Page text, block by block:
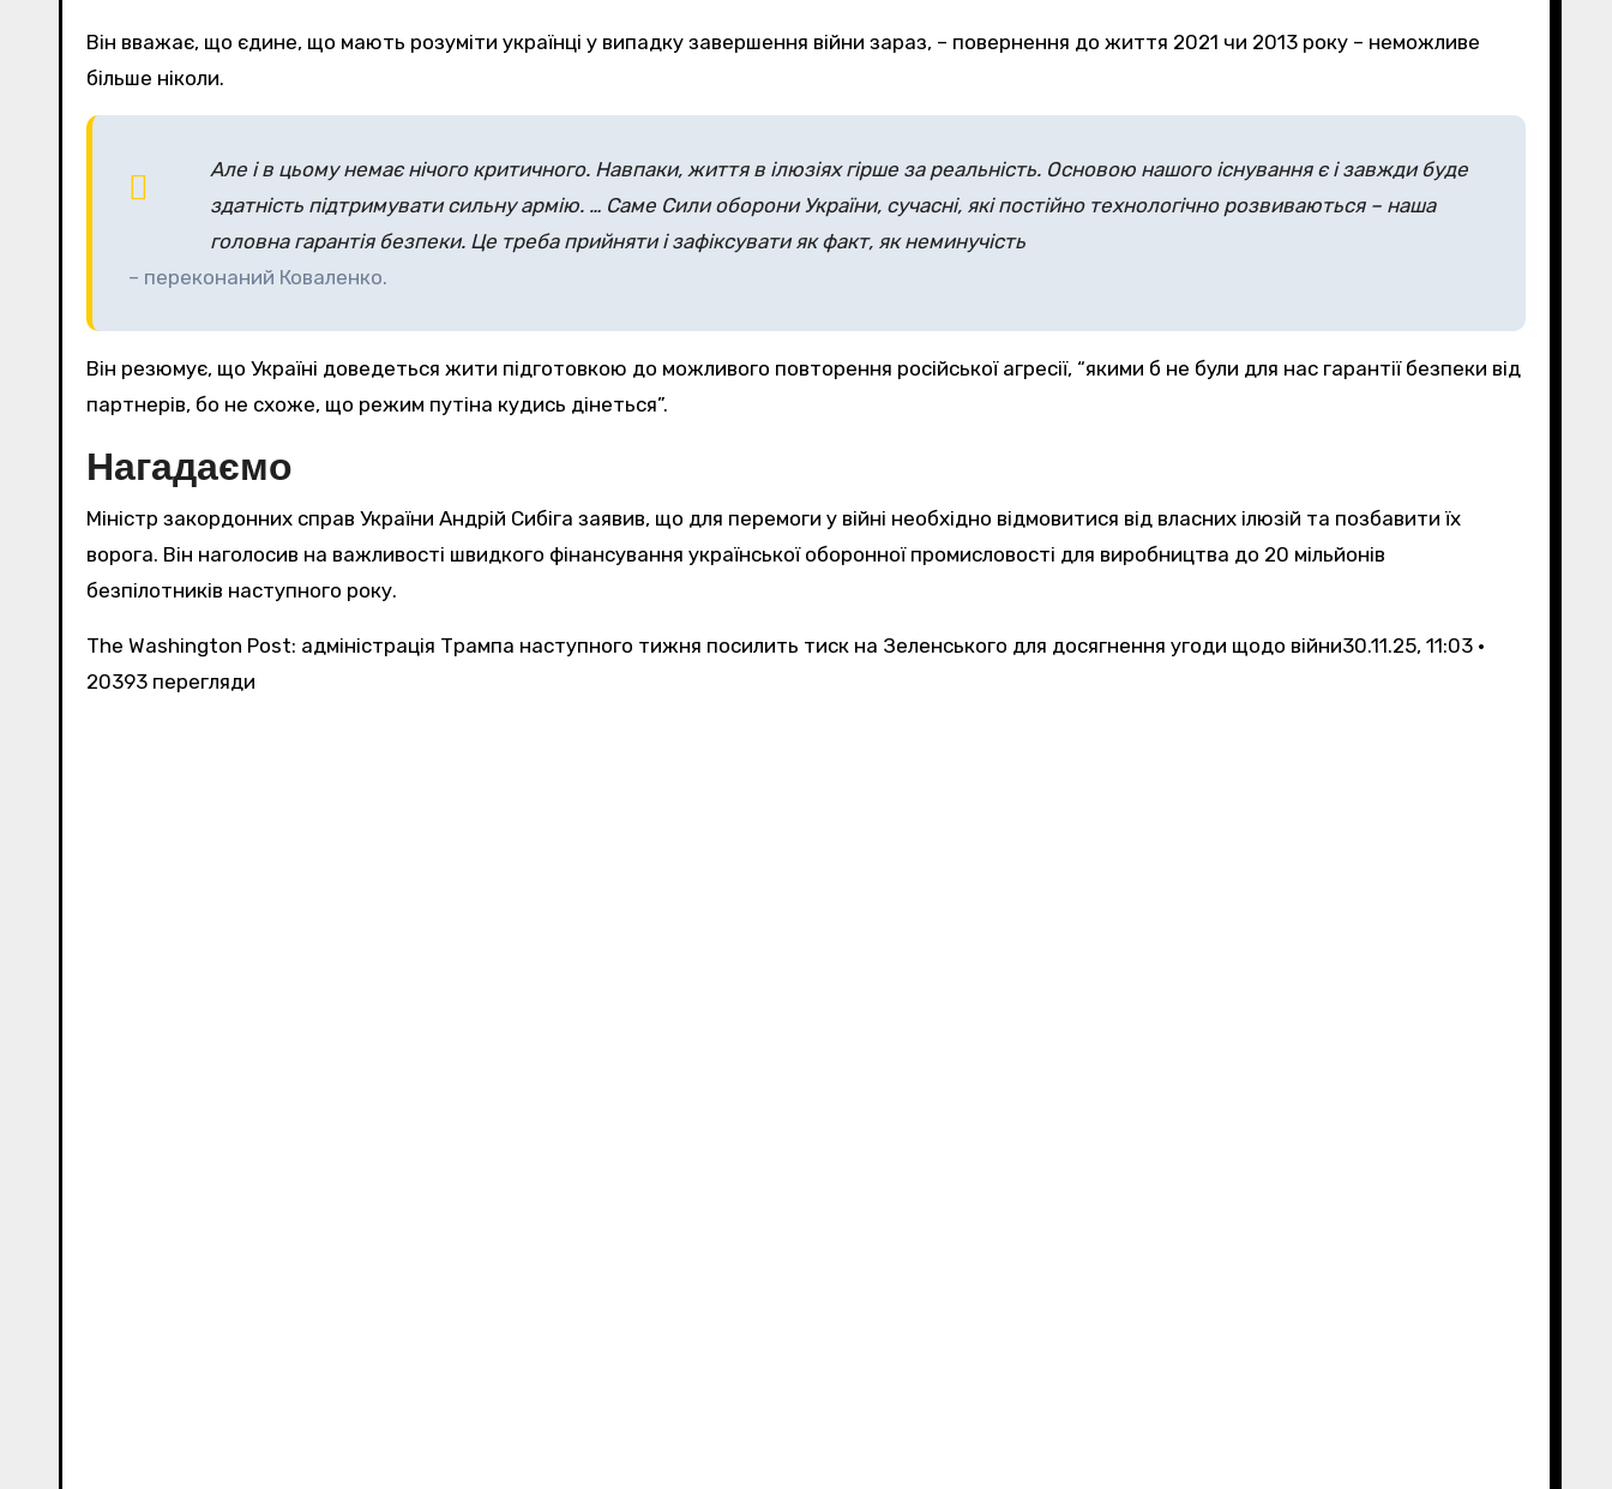
Він вважає, що єдине, що мають розуміти українці у випадку завершення війни зараз, – повернення до життя 2021 чи 2013 року – неможливе
більше ніколи.
Але і в цьому немає нічого критичного. Навпаки, життя в ілюзіях гірше за реальність. Основою нашого існування є і завжди буде
здатність підтримувати сильну армію. … Саме Сили оборони України, сучасні, які постійно технологічно розвиваються – наша
головна гарантія безпеки. Це треба прийняти і зафіксувати як факт, як неминучість
– переконаний Коваленко.
Він резюмує, що Україні доведеться жити підготовкою до можливого повторення російської агресії, “якими б не були для нас гарантії безпеки від
партнерів, бо не схоже, що режим путіна кудись дінеться”.
Нагадаємо
Міністр закордонних справ України Андрій Сибіга заявив, що для перемоги у війні необхідно відмовитися від власних ілюзій та позбавити їх
ворога. Він наголосив на важливості швидкого фінансування української оборонної промисловості для виробництва до 20 мільйонів
безпілотників наступного року.
The Washington Post: адміністрація Трампа наступного тижня посилить тиск на Зеленського для досягнення угоди щодо війни30.11.25, 11:03 •
20393 перегляди